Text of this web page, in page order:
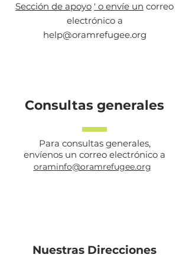
Sección de apoyo ' o envíe un correo
electrónico a
help@oramrefugee.org
Consultas generales
Para consultas generales,
envíenos un correo electrónico a
oraminfo@oramrefugee.org
Nuestras Direcciones